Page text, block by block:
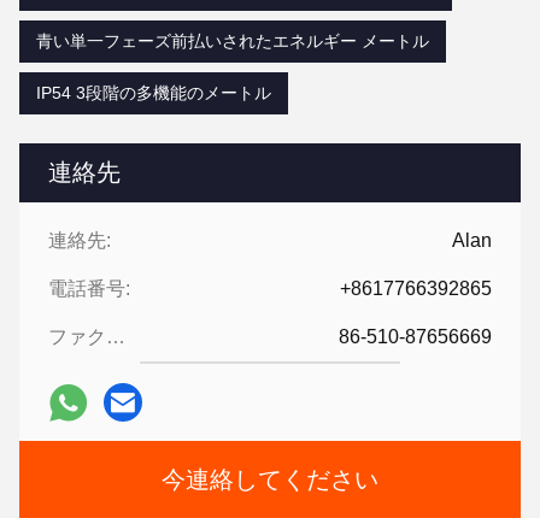
連絡先
連絡先: Alan
電話番号: +8617766392865
ファクシミリ: 86-510-87656669
今連絡してください
青い単一フェーズ前払いされたエネルギー メートル
IP54 3段階の多機能のメートル